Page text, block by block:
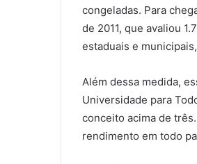
congeladas. Para
de 2011, que avaliou
estaduais e
Além dessa medida,
Universidade para
conceito acima de
rendimento em todo